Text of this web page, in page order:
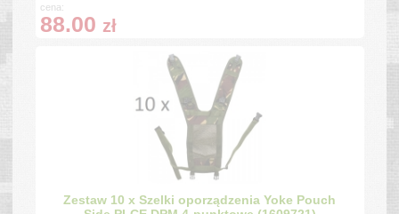
cena:
88.00 zł
Zestaw 10 x Szelki oporządzenia Yoke Pouch